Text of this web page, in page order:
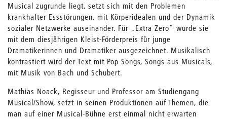
Musical zugrunde liegt, setzt sich mit den Problemen
krankhafter Essstörungen, mit Körperidealen und der Dynamik
sozialer Netzwerke auseinander. Für „Extra Zero“ wurde sie
mit dem diesjährigen Kleist-Förderpreis für junge
Dramatikerinnen und Dramatiker ausgezeichnet. Musikalisch
kontrastiert wird der Text mit Pop Songs, Songs aus Musicals,
mit Musik von Bach und Schubert.
Mathias Noack, Regisseur und Professor am Studiengang
Musical/Show, setzt in seinen Produktionen auf Themen, die
man auf einer Musical-Bühne erst einmal nicht erwarten